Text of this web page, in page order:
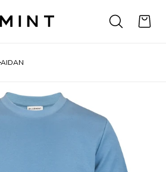
AIDAN